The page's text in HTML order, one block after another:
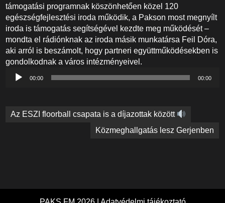
támogatási programnak köszönhetően közel 120
egészségfejlesztési iroda működik, a Pakson most megnyílt
iroda is támogatás segítségével kezdte meg működését –
mondta el rádiónknak az iroda másik munkatársa Feil Dóra,
aki arról is beszámolt, hogy partneri együttműködésekben is
gondolkodnak a város intézményeivel.
Audió
lejátszó
00:00 00:00
Bejegyzés
Az ESZI floorball csapata is a díjazottak között
Közmeghallgatás lesz Gerjenben